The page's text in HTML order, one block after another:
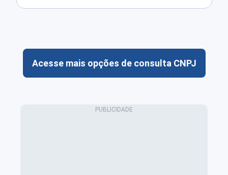
Acesse mais opções de consulta CNPJ